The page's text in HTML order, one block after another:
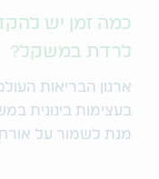
כמה זמן יש
לרדת במשקל?
ארגון הבריאות
מנת לשמור על אורח